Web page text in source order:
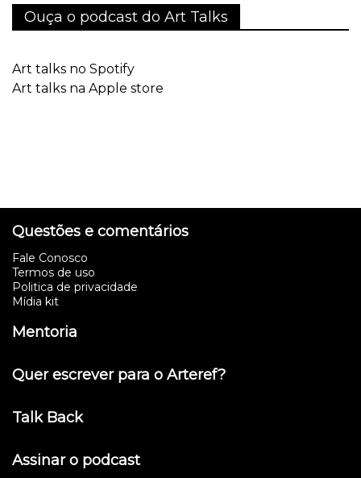
Ouça o podcast do Art Talks
Art talks no Spotify
Art talks na Apple store
Questões e comentários
Fale Conosco
Termos de uso
Politica de privacidade
Mídia kit
Mentoria
Quer escrever para o Arteref?
Talk Back
Assinar o podcast